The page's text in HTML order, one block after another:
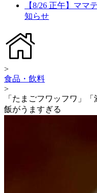
【8/26 正午】ママ
知らせ
>
食品・飲料
>
「たまごフワッフワ」
飯がうますぎる